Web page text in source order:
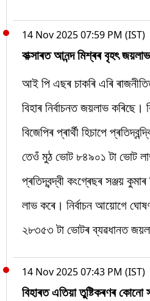
14 Nov 2025 07:59 PM (IST)
বাক্সাৰত আনন্দ মিশ্ৰৰ বৃহৎ জয়লাভ
আই পি এছৰ চাকৰি এৰি
বিহাৰ নিৰ্বাচনত জয়লাভ কৰিছে।
বিজেপিৰ প্ৰাৰ্থী হিচাপে
তেওঁ মুঠ ভোট ৮৪৯০১ টা ভোট
প্ৰতিদ্বন্দ্বী কংগ্ৰেছৰ সঞ্জয়
লাভ কৰে। নিৰ্বাচন আয়োগে
২৮৩৫৩ টা ভোটৰ ব্যৱধানত
14 Nov 2025 07:43 PM (IST)
বিহাৰত এতিয়া তুষ্টিকৰণৰ কোনো